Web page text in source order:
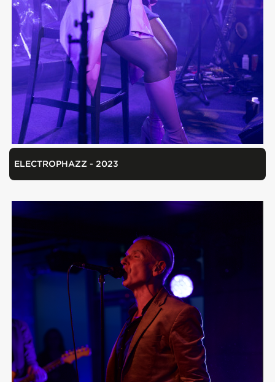
ELECTROPHAZZ - 2023